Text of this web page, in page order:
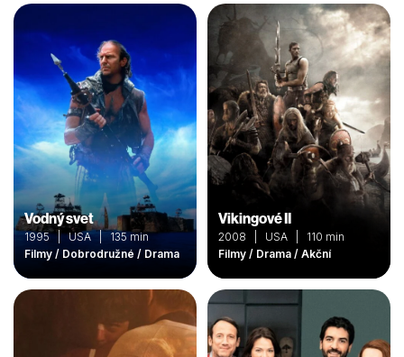
Vodný svet
1995 | USA | 135 min
Filmy / Dobrodružné / Drama
Vikingové II
2008 | USA | 110 min
Filmy / Drama / Akční